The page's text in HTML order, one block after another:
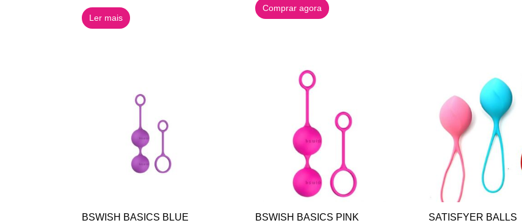
Ler mais
Comprar agora
BSWISH BASICS BLUE BSWISH BASICS PINK SATISFYER BALLS